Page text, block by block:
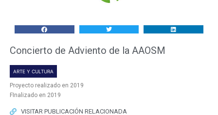
Concierto de Adviento de la AAOSM
ARTE Y CULTURA
Proyecto realizado en 2019
FInalizado en 2019
VISITAR PUBLICACIÓN RELACIONADA